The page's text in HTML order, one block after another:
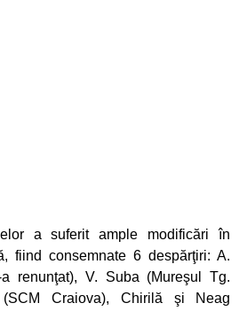
a suferit ample modificări în
fiind consemnate 6 despărţiri: A.
renunţat), V. Suba (Mureşul Tg.
Craiova), Chirilă şi Neag